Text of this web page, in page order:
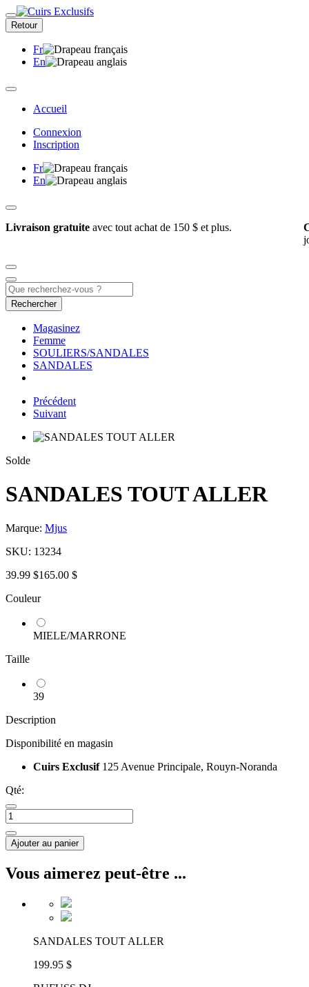
Retour
Fr
En
Accueil
Connexion
Inscription
Fr
En
Livraison gratuite avec tout achat de 150 $ et plus.
Rechercher
Magasinez
Femme
SOULIERS/SANDALES
SANDALES
Précédent
Suivant
Solde
SANDALES TOUT ALLER
Marque: Mjus
SKU: 13234
39.99 $165.00 $
Couleur
MIELE/MARRONE
Taille
39
Description
Disponibilité en magasin
Cuirs Exclusif 125 Avenue Principale, Rouyn-Noranda
Qté:
Ajouter au panier
Vous aimerez peut-être ...
SANDALES TOUT ALLER
199.95 $